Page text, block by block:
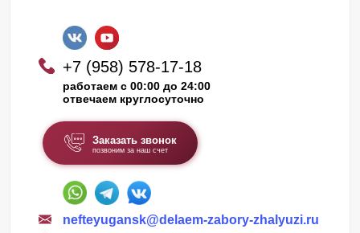
+7 (958) 578-17-18
работаем с 00:00 до 24:00
отвечаем круглосуточно
Заказать звонок
позвоним за наш счет
nefteyugansk@delaem-zabory-zhalyuzi.ru